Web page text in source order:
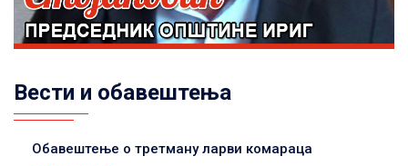
Вести и обавештења
Обавештење о третману ларви комараца